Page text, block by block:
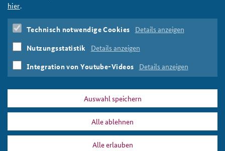
Russia and Europe in 2030: conflict or cooperation?
weiter
Pages
« first ‹ previous 1 2 3 4 next ›
DATA PRIVACY IMPRINT
hier.
Technisch notwendige Cookies Details anzeigen
Nutzungsstatistik Details anzeigen
Integration von Youtube-Videos Details anzeigen
Auswahl speichern
Alle ablehnen
Alle erlauben